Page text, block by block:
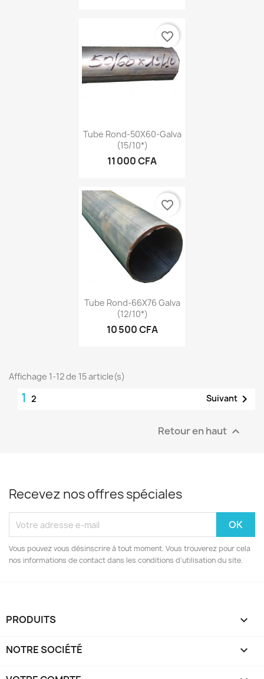
Tube Rond-50X60-Galva
(15/10*)
11 000 CFA
favorite_border
Tube Rond-66X76 Galva
(12/10*)
10 500 CFA
favorite_border
Affichage 1-12 de 15 article(s)
1 2 Suivant 
Retour en haut 
Recevez nos offres spéciales
Vous pouvez vous désinscrire à tout moment. Vous trouverez pour cela
nos informations de contact dans les conditions d'utilisation du site.
PRODUITS 
NOTRE SOCIÉTÉ 